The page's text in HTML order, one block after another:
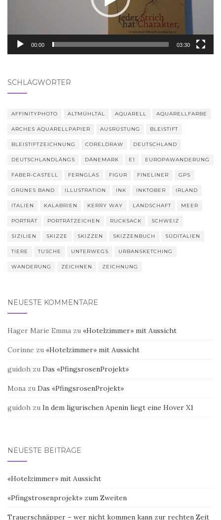
00:00 03:30
SCHLAGWÖRTER
AFFINITYPHOTO ALTMÜHLTAL AQUARELL AQUARELLFARBE
ARCHES AQUARELLPAPIER AUSRÜSTUNG BLEISTIFT
BLEISTIFTZEICHNUNG CORELDRAW DEUTSCHLAND
DEUTSCHLANDLÄNGS DÄNEMARK E1 EUROPAWANDERUNG
FABER-CASTELL FERNGLAS FIGUR FINELINER GPS
GRÜNES BAND ILLUSTRATION INK INKTOBER IRLAND
ITALIEN KALABRIEN KERRY WAY LANDSCHAFT MEER
PORTRÄT PORTRÄTZEICHEN RUCKSACK SCHWEIZ
SIZILIEN SKIZZE SKIZZEN SKIZZENBUCH SÜDITALIEN
TIERE TUSCHE UNTERWEGS URBANSKETCHING
WANDERUNG ZEICHNEN ZEICHNUNG
NEUESTE KOMMENTARE
Hager Marie Emma zu «Hotelzimmer» mit Aussicht
Corinne zu «Hotelzimmer» mit Aussicht
guidoh zu Das «PfingsrosenProjekt»
Mona zu Das «PfingsrosenProjekt»
guidoh zu In dem ligurischen Apenin liegt eine Hover X1
NEUESTE BEITRÄGE
«Hotelzimmer» mit Aussicht
«Pfingstrosenprojekt» zum Zweiten
Trauerschnäpper – wer nicht kommen kann zur rechten Zeit